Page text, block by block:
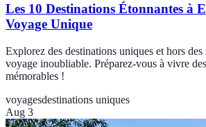
Les 10 Destinations Étonnantes à
Voyage Unique
Explorez des destinations uniques et hors
voyage inoubliable. Préparez-vous à vivre
mémorables !
voyagesdestinations uniques
Aug 3